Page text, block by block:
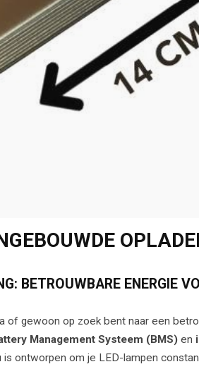
BETROUWBARE ENERGIE
of gewoon op zoek bent naar een
Management Systeem (BMS) en
ontworpen om je LED-lampen